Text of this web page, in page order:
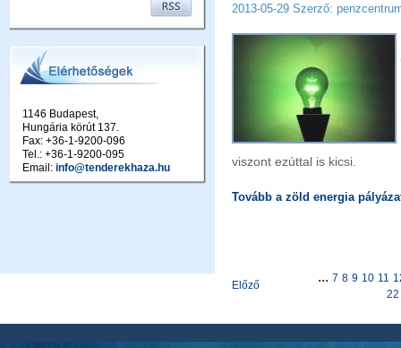
1146 Budapest,
Hungária körút 137.
Fax: +36-1-9200-096
Tel.: +36-1-9200-095
Email: info@tenderekhaza.hu
2013-05-29 Szerző:
viszont ezúttal is kicsi.
Tovább a zöld energia
Előző
... 7 8 9 10 11
22